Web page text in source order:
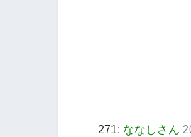
271: ななしさん